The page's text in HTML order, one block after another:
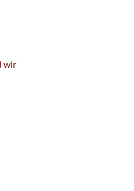
wir